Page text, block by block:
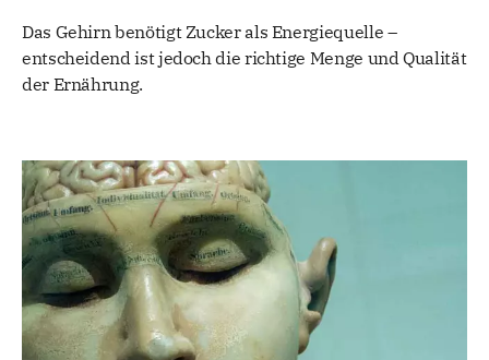
Das Gehirn benötigt Zucker als Energiequelle –
entscheidend ist jedoch die richtige Menge und Qualität
der Ernährung.